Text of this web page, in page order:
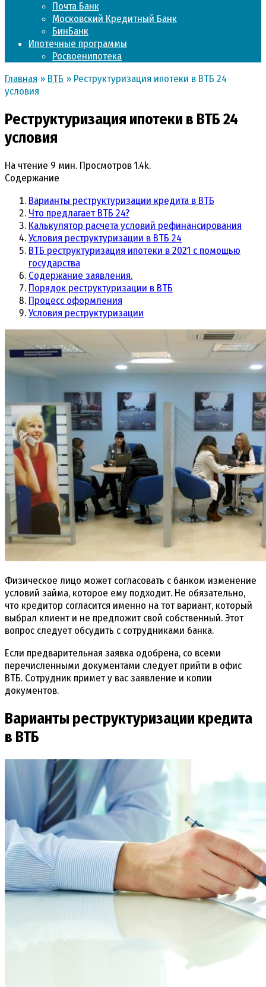
Почта Банк
Московский Кредитный Банк
БинБанк
Ипотечные программы
Росвоенипотека
Главная » ВТБ » Реструктуризация ипотеки в ВТБ 24
условия
Реструктуризация ипотеки в ВТБ 24
условия
На чтение 9 мин. Просмотров1.4k.
Содержание
Варианты реструктуризации кредита в ВТБ
Что предлагает ВТБ 24?
Калькулятор расчета условий рефинансирования
Условия реструктуризации в ВТБ 24
ВТБ реструктуризация ипотеки в 2021 с помощью
государства
Содержание заявления.
Порядок реструктуризации в ВТБ
Процесс оформления
Условия реструктуризации
Физическое лицо может согласовать с банком изменение
условий займа, которое ему подходит. Не обязательно,
что кредитор согласится именно на тот вариант, который
выбрал клиент и не предложит свой собственный. Этот
вопрос следует обсудить с сотрудниками банка.
Если предварительная заявка одобрена, со всеми
перечисленными документами следует прийти в офис
ВТБ. Сотрудник примет у вас заявление и копии
документов.
Варианты реструктуризации кредита
в ВТБ